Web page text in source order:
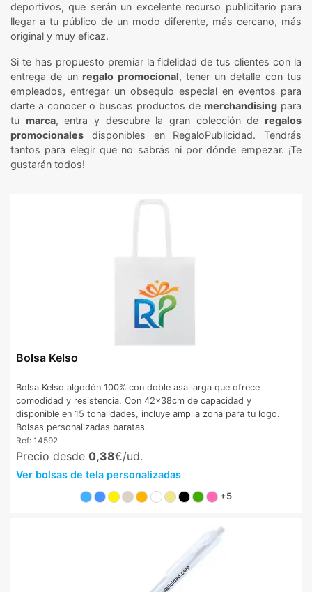
deportivos, que serán un excelente recurso publicitario para
llegar a tu público de un modo diferente, más cercano, más
original y muy eficaz.
Si te has propuesto premiar la fidelidad de tus clientes con la
entrega de unregalo promocional, tener un detalle con tus
empleados, entregar un obsequio especial en eventos para
darte a conocer o buscas productos de merchandising para
tu marca, entra y descubre la gran colección deregalos
promocionales disponibles en RegaloPublicidad. Tendrás
tantos para elegir que no sabrás ni por dónde empezar. ¡Te
gustarán todos!
Bolsa Kelso
Bolsa Kelso algodón 100% con doble asa larga que ofrece
comodidad y resistencia. Con 42x38cm de capacidad y
disponible en 15 tonalidades, incluye amplia zona para tu logo.
Bolsas personalizadas baratas.
Ref: 14592
Precio desde 0,38€/ud.
Ver bolsas de tela personalizadas
+5